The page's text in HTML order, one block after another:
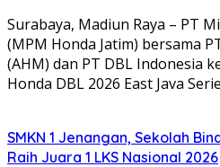
Surabaya, Madiun Raya – PT
(MPM Honda Jatim) bersama
(AHM) dan PT DBL Indonesia
Honda DBL 2026 East Java
SMKN 1 Jenangan, Sekolah
Raih Juara 1 LKS Nasional 2026